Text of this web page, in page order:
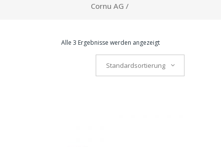
Cornu AG /
Alle 3 Ergebnisse werden angezeigt
Standardsortierung